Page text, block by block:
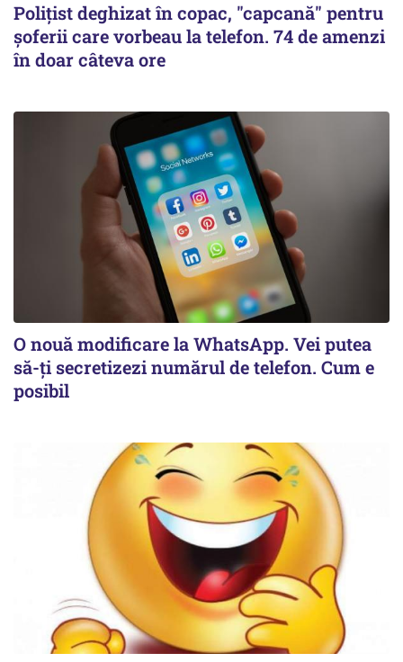
Polițist deghizat în copac, "capcană" pentru
șoferii care vorbeau la telefon. 74 de amenzi
în doar câteva ore
O nouă modificare la WhatsApp. Vei putea
să-ți secretizezi numărul de telefon. Cum e
posibil